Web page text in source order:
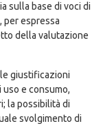
sulla base di voci di
per espressa
della valutazione
giustificazioni
e consumo,
la possibilità di
svolgimento di